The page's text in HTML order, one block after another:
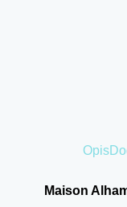
Opis
Maison